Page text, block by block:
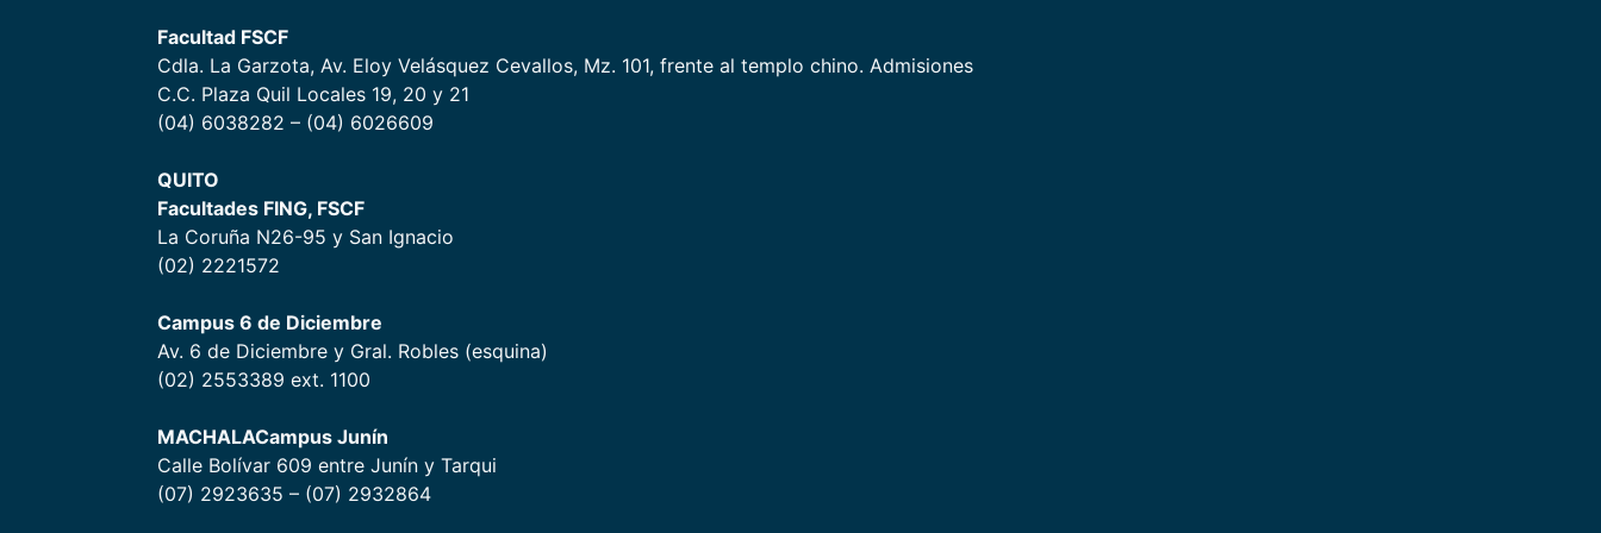
Facultad FSCF
Cdla. La Garzota, Av. Eloy Velásquez Cevallos, Mz. 101, frente al templo chino. Admisiones
C.C. Plaza Quil Locales 19, 20 y 21
(04) 6038282 – (04) 6026609
QUITO
Facultades FING, FSCF
La Coruña N26-95 y San Ignacio
(02) 2221572
Campus 6 de Diciembre
Av. 6 de Diciembre y Gral. Robles (esquina)
(02) 2553389 ext. 1100
MACHALACampus Junín
Calle Bolívar 609 entre Junín y Tarqui
(07) 2923635 – (07) 2932864